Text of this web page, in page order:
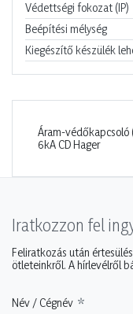
Védettségi fokozat (IP)
Beépítési mélység
Kiegészítő készülék
Áram-védőkapcsoló
6kA CD Hager
Iratkozzon fel
Feliratkozás után
ötleteinkről. A hírlevélről
Név / Cégnév